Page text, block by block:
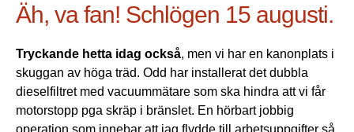
Äh, va fan! Schlögen 15 augusti.
Tryckande hetta idag också, men vi har en kanonplats i
skuggan av höga träd. Odd har installerat det dubbla
dieselfiltret med vacuummätare som ska hindra att vi får
motorstopp pga skräp i bränslet. En hörbart jobbig